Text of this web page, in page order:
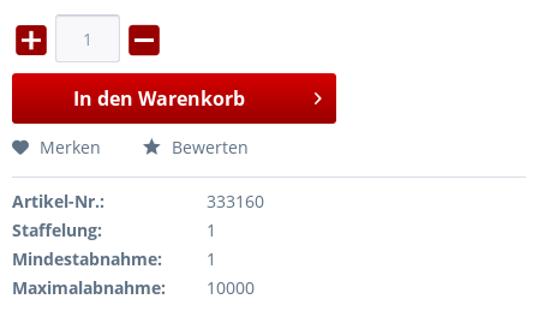
In den Warenkorb
Merken Bewerten
Artikel-Nr.:
333160
Staffelung:
1
Mindestabnahme:
1
Maximalabnahme:
10000